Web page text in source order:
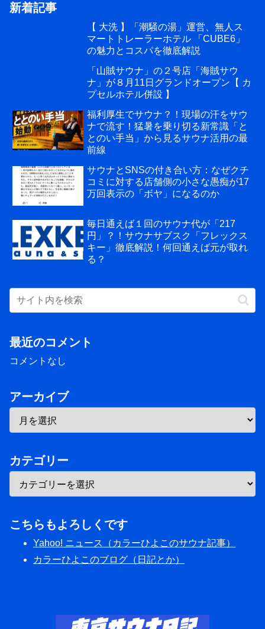
新着記事
【 大洗 】「潮騒の湯」運営、無人ス
マートトレーラーホテル 「CUBE6」
の魅力とコスパを徹底解説
「山賊サウナ」の２号店「海賊サウ
ナ」が８月11日グランドオープン【 カ
プセルホテル併設 】
福利厚生でサウナ？！現場の汗をサウ
ナで流す！猛暑を乗り切る新常識「と
とのい手当」から見るサウナ活用の最
前線
サウナとSNSの付き合い方：なぜクチ
コミに対する店舗側の小さな愚痴が17
万回表示の「ボヤ」になるのか
毎日通えば１回のサウナ代が「217
円」？！サウナサブスク「フレックス
キー」徹底解説！何回通えば元が取れ
る？
最近のコメント
コメントなし
アーカイブ
カテゴリー
こちらもよろしくです
Yahoo! ニュース（カラーひよこのサウナ記事）
カラーひよこのブログ（日記とか）